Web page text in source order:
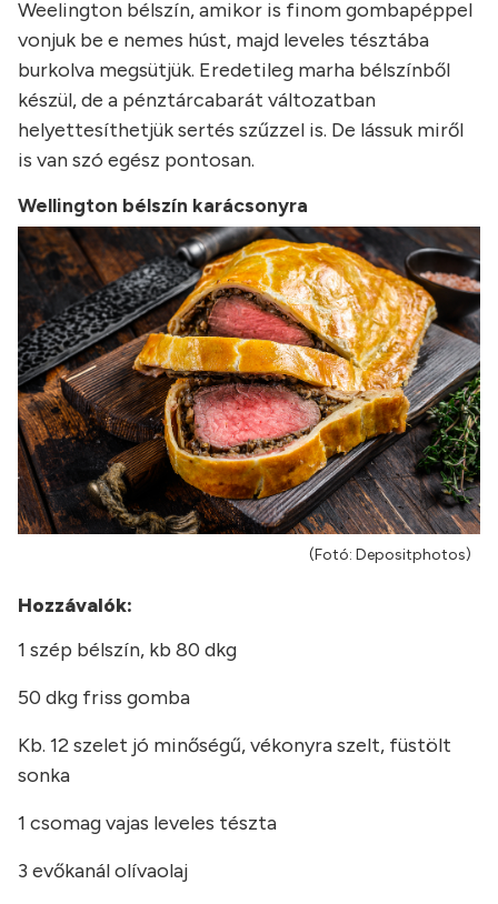
Weelington bélszín, amikor is finom gombapéppel
vonjuk be e nemes húst, majd leveles tésztába
burkolva megsütjük. Eredetileg marha bélszínből
készül, de a pénztárcabarát változatban
helyettesíthetjük sertés szűzzel is. De lássuk miről
is van szó egész pontosan.
Wellington bélszín karácsonyra
(Fotó: Depositphotos)
Hozzávalók:
1 szép bélszín, kb 80 dkg
50 dkg friss gomba
Kb. 12 szelet jó minőségű, vékonyra szelt, füstölt
sonka
1 csomag vajas leveles tészta
3 evőkanál olívaolaj